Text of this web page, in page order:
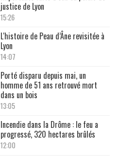
justice de Lyon
15:26
L'histoire de Peau d’Âne revisitée à
Lyon
14:07
Porté disparu depuis mai, un
homme de 51 ans retrouvé mort
dans un bois
13:05
Incendie dans la Drôme : le feu a
progressé, 320 hectares brûlés
12:00